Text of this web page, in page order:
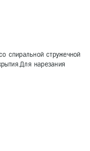
спиральной стружечной
нарезания